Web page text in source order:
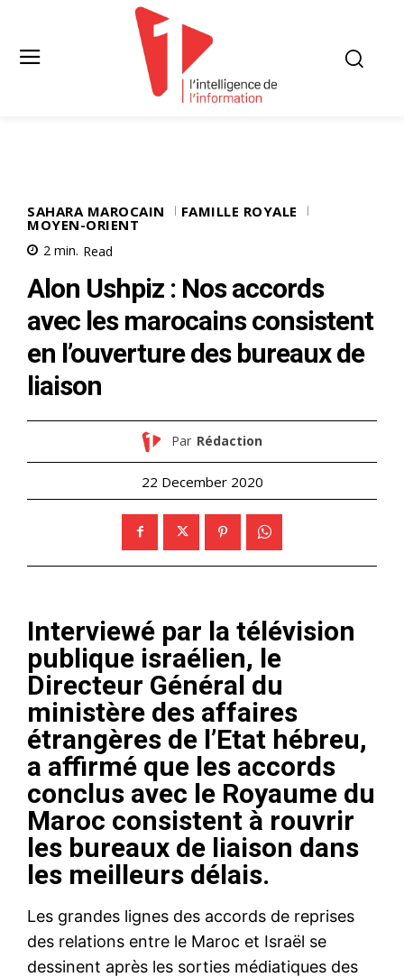
SAHARA MAROCAIN FAMILLE ROYALE
MOYEN-ORIENT
2 min. Read
Alon Ushpiz : Nos accords
avec les marocains consistent
en l’ouverture des bureaux de
liaison
Par Rédaction
22 December 2020
Interviewé par la télévision
publique israélien, le
Directeur Général du
ministère des affaires
étrangères de l’Etat hébreu,
a affirmé que les accords
conclus avec le Royaume du
Maroc consistent à rouvrir
les bureaux de liaison dans
les meilleurs délais.
Les grandes lignes des accords de reprises
des relations entre le Maroc et Israël se
dessinent après les sorties médiatiques des